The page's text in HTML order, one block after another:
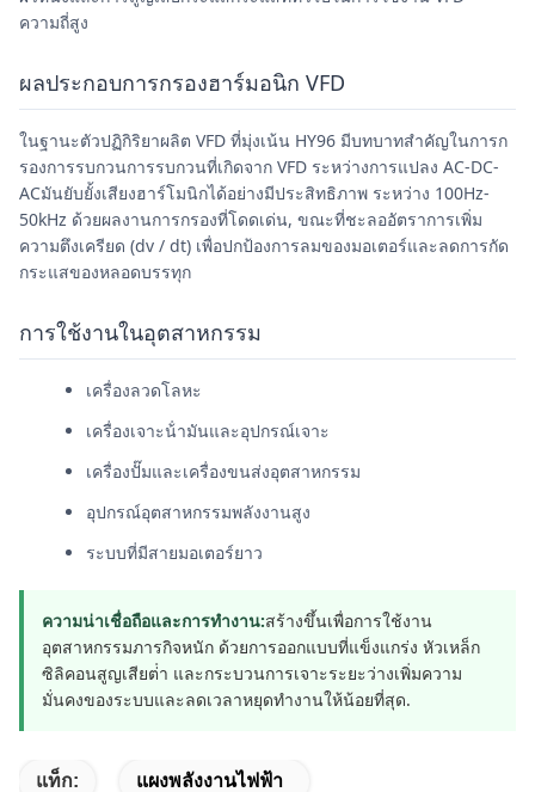
ความถี่สูง
ผลประกอบการกรองฮาร์มอนิก VFD
ในฐานะตัวปฏิกิริยาผลิต VFD ที่มุ่งเน้น HY96 มีบทบาทสําคัญในการก
รองการรบกวนการรบกวนที่เกิดจาก VFD ระหว่างการแปลง AC-DC-
ACมันยับยั้งเสียงฮาร์โมนิกได้อย่างมีประสิทธิภาพ ระหว่าง 100Hz-
50kHz ด้วยผลงานการกรองที่โดดเด่น, ขณะที่ชะลออัตราการเพิ่ม
ความตึงเครียด (dv / dt) เพื่อปกป้องการลมของมอเตอร์และลดการกัด
กระแสของหลอดบรรทุก
การใช้งานในอุตสาหกรรม
เครื่องลวดโลหะ
เครื่องเจาะน้ํามันและอุปกรณ์เจาะ
เครื่องปั๊มและเครื่องขนส่งอุตสาหกรรม
อุปกรณ์อุตสาหกรรมพลังงานสูง
ระบบที่มีสายมอเตอร์ยาว
ความน่าเชื่อถือและการทํางาน:สร้างขึ้นเพื่อการใช้งาน
อุตสาหกรรมภารกิจหนัก ด้วยการออกแบบที่แข็งแกร่ง หัวเหล็ก
ซิลิคอนสูญเสียต่ํา และกระบวนการเจาะระยะว่างเพิ่มความ
มั่นคงของระบบและลดเวลาหยุดทํางานให้น้อยที่สุด.
แท็ก: แผงพลังงานไฟฟ้า